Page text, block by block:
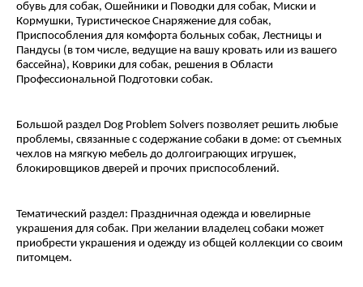
обувь для собак, Ошейники и Поводки для собак, Миски и
Кормушки, Туристическое Снаряжение для собак,
Приспособления для комфорта больных собак, Лестницы и
Пандусы (в том числе, ведущие на вашу кровать или из вашего
бассейна), Коврики для собак, решения в Области
Профессиональной Подготовки собак.
Большой раздел Dog Problem Solvers позволяет решить любые
проблемы, связанные с содержание собаки в доме: от съемных
чехлов на мягкую мебель до долгоиграющих игрушек,
блокировщиков дверей и прочих приспособлений.
Тематический раздел: Праздничная одежда и ювелирные
украшения для собак. При желании владелец собаки может
приобрести украшения и одежду из общей коллекции со своим
питомцем.